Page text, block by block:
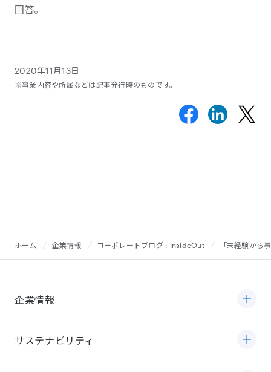
回答。
2020年11月13日
※事業内容や所属などは記事発行時のものです。
ホーム 企業情報 コーポレートブログ : InsideOut 「未経験から
企業情報
サステナビリティ